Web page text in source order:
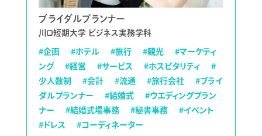
ブライダルプランナー
川口短期大学 ビジネス実務学科
#企画 #ホテル #旅行 #観光
#マーケティ
ング
#経営 #サービス #ホスピタリティ
#
少人数制
#会計 #流通 #旅行会社
#ブライ
ダルプランナー
#結婚式
#ウエディングプラン
ナー
#結婚式場事務 #秘書事務
#イベント
#ドレス
#コーディネーター